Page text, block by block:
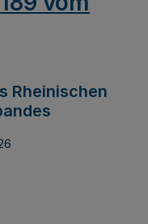
Rheinischen